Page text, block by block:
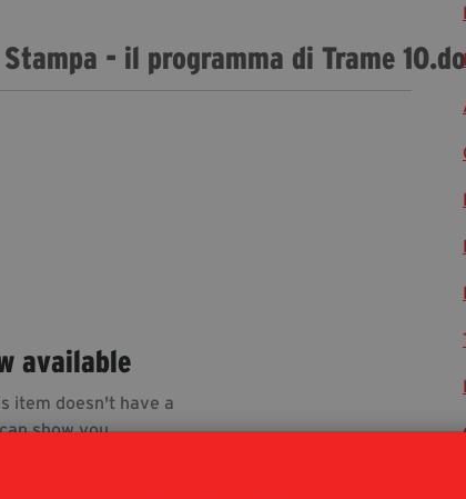
- il programma di Trame
available
item doesn't have a
show you.